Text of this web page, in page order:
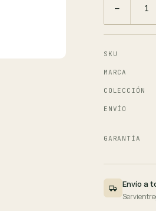
−
SKU
MARCA
COLECCIÓN
ENVÍO
GARANTÍA
Envío a